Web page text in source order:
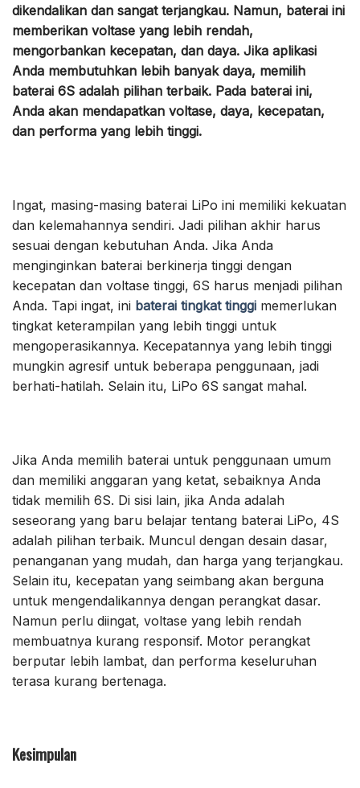
dikendalikan dan sangat terjangkau. Namun, baterai ini
memberikan voltase yang lebih rendah,
mengorbankan kecepatan, dan daya. Jika aplikasi
Anda membutuhkan lebih banyak daya, memilih
baterai 6S adalah pilihan terbaik. Pada baterai ini,
Anda akan mendapatkan voltase, daya, kecepatan,
dan performa yang lebih tinggi.
Ingat, masing-masing baterai LiPo ini memiliki kekuatan
dan kelemahannya sendiri. Jadi pilihan akhir harus
sesuai dengan kebutuhan Anda. Jika Anda
menginginkan baterai berkinerja tinggi dengan
kecepatan dan voltase tinggi, 6S harus menjadi pilihan
Anda. Tapi ingat, ini baterai tingkat tinggi memerlukan
tingkat keterampilan yang lebih tinggi untuk
mengoperasikannya. Kecepatannya yang lebih tinggi
mungkin agresif untuk beberapa penggunaan, jadi
berhati-hatilah. Selain itu, LiPo 6S sangat mahal.
Jika Anda memilih baterai untuk penggunaan umum
dan memiliki anggaran yang ketat, sebaiknya Anda
tidak memilih 6S. Di sisi lain, jika Anda adalah
seseorang yang baru belajar tentang baterai LiPo, 4S
adalah pilihan terbaik. Muncul dengan desain dasar,
penanganan yang mudah, dan harga yang terjangkau.
Selain itu, kecepatan yang seimbang akan berguna
untuk mengendalikannya dengan perangkat dasar.
Namun perlu diingat, voltase yang lebih rendah
membuatnya kurang responsif. Motor perangkat
berputar lebih lambat, dan performa keseluruhan
terasa kurang bertenaga.
Kesimpulan